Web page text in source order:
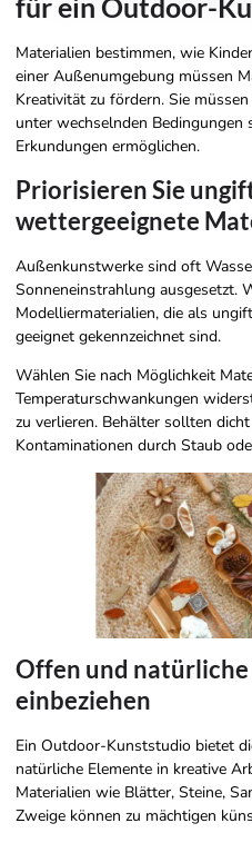
für ein Outdoor-
Materialien bestimmen, wie
einer Außenumgebung müssen
Kreativität zu fördern. Sie
unter wechselnden Bedingungen
Erkundungen ermöglichen.
Priorisieren Sie
wettergeeignete
Außenkunstwerke sind oft
Sonneneinstrahlung ausgesetzt.
Modelliermaterialien, die als
geeignet gekennzeichnet sind.
Wählen Sie nach Möglichkeit
Temperaturschwankungen
zu verlieren. Behälter sollten
Kontaminationen durch Staub
Offen und
einbeziehen
Ein Outdoor-Kunststudio bietet
natürliche Elemente in kreative
Materialien wie Blätter, Steine,
Zweige können zu mächtigen